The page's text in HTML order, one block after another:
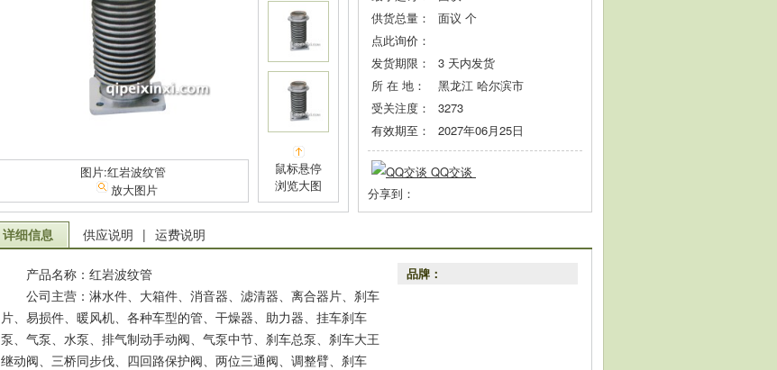
图片:红岩波纹管
放大图片
鼠标悬停
浏览大图
供货总量：
面议 个
点此询价：
发货期限：
3 天内发货
所 在 地：
黑龙江 哈尔滨市
受关注度：
3273
有效期至：
2027年06月25日
QQ交谈
分享到：
详细信息 供应说明 | 运费说明
产品名称：红岩波纹管
公司主营：淋水件、大箱件、消音器、滤清器、离合器片、刹车
片、易损件、暖风机、各种车型的管、干燥器、助力器、挂车刹车
泵、气泵、水泵、排气制动手动阀、气泵中节、刹车总泵、刹车大王
继动阀、三桥同步伐、四回路保护阀、两位三通阀、调整臂、刹车
品牌：